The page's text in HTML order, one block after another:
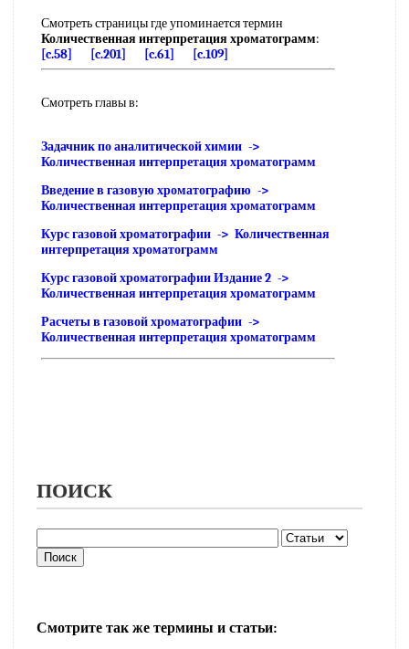
Смотреть страницы где упоминается термин
Количественная интерпретация хроматограмм:
[c.58]
[c.201] [c.61] [c.109]
Смотреть главы в:
Задачник по аналитической химии ->
Количественная интерпретация хроматограмм
Введение в газовую хроматографию ->
Количественная интерпретация хроматограмм
Курс газовой хроматографии -> Количественная
интерпретация хроматограмм
Курс газовой хроматографии Издание 2 ->
Количественная интерпретация хроматограмм
Расчеты в газовой хроматографии ->
Количественная интерпретация хроматограмм
ПОИСК
Смотрите так же термины и статьи: